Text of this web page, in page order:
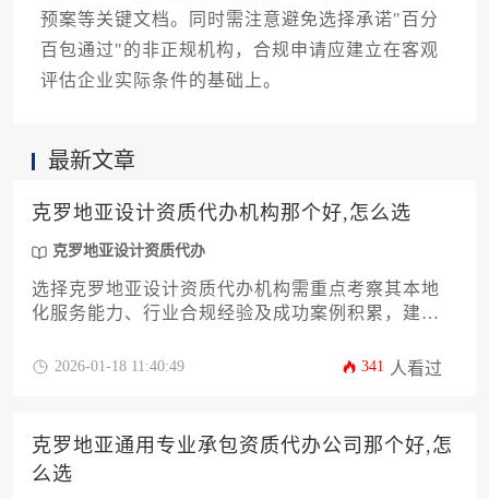
预案等关键文档。同时需注意避免选择承诺"百分
百包通过"的非正规机构，合规申请应建立在客观
评估企业实际条件的基础上。
最新文章
克罗地亚设计资质代办机构那个好,怎么选
克罗地亚设计资质代办
选择克罗地亚设计资质代办机构需重点考察其本地
化服务能力、行业合规经验及成功案例积累，建议
作出决策。
2026-01-18 11:40:49 341 人看过
克罗地亚通用专业承包资质代办公司那个好,怎
么选